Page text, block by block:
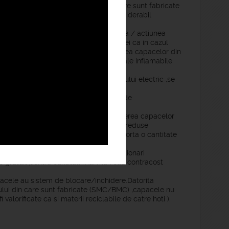
greuatii reduse a materialului din care sunt fabricate
si instalat fapt ce ajuta considerabil
utilizate sunt rezistente la rugina / actiunea
acestora .Riscul producerii de scantei ca in cazul
ce face cea mai potrivita alegerea capacelor din
spatiile unde se lucreaza cu materiale inflamabile
izolant impotriva dispersarii curentului electric ,se
vehiculele ce trec peste capacele de
capacelor din fonta , la produucerea capacelor
redusa.Datorita greutatii reduse
este mult mai facil(se poate transporta o cantitate
culoare ( la comanda ) si cu inscriptionari
gratuit pentru cantitati mai mari sau contracost
au sistem de blocare/inchidere.Datorita
din care sunt fabricate (SMC/BMC) ,capacele nu
valorificate ca si materii reciclabile de catre hoti ).